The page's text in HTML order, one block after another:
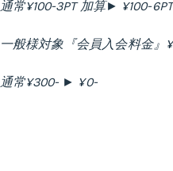
通常¥100-3PT 加算► ¥100-
一般様対象『会員入会料金』
通常¥300- ► ¥0-